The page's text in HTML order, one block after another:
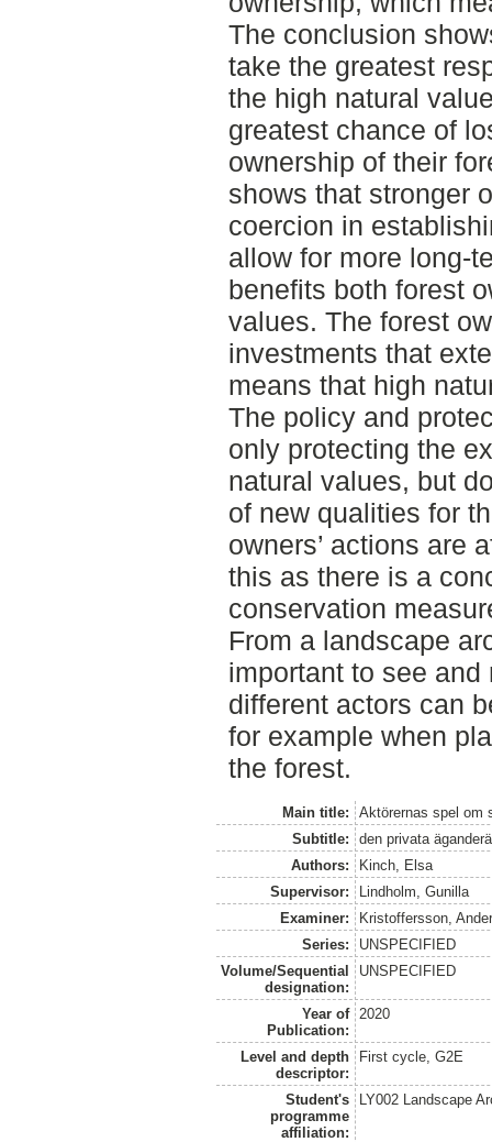
The conclusion
take the greatest
the high natural
greatest chance of
ownership of their
shows that stronger
coercion in
allow for more long-
benefits both forest
values. The forest
investments that
means that high
The policy and
only protecting the
natural values, but
of new qualities for
owners’ actions are
this as there is a
conservation
From a landscape
important to see and
different actors can
for example when
the forest.
Main title:
Aktörernas spel om
Subtitle:
den privata
Authors:
Kinch, Elsa
Supervisor:
Lindholm, Gunilla
Examiner:
Kristoffersson,
Series:
UNSPECIFIED
Volume/Sequential
designation:
UNSPECIFIED
Year of
Publication:
2020
Level and depth
descriptor:
First cycle, G2E
Student's
programme
affiliation:
LY002 Landscape